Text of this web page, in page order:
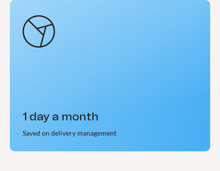
1 day a month
Saved on delivery management